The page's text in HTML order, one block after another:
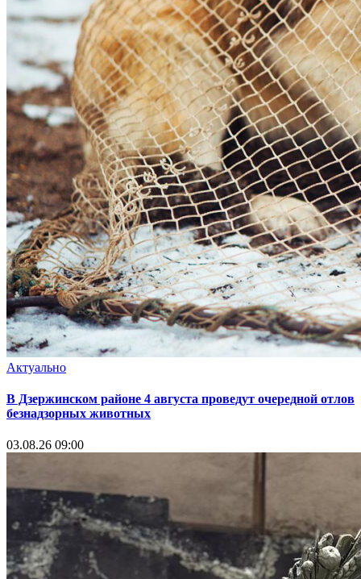
Актуально
В Дзержинском районе 4 августа проведут очередной отлов
безнадзорных животных
03.08.26 09:00